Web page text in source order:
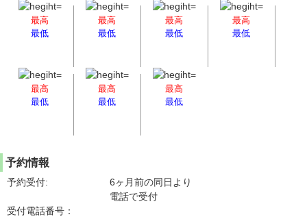
最高
最低
最高
最低
最高
最低
最高
最低
最高
最低
最高
最低
最高
最低
予約情報
予約受付:
6ヶ月前の同日より
電話で受付
受付電話番号：